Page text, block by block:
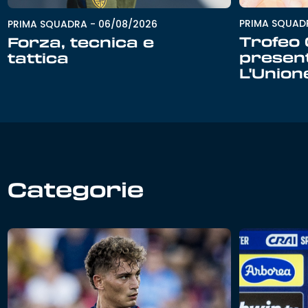
PRIMA SQUADRA - 06/08/2026
Forza, tecnica e
tattica
PRIMA
Trofeo
Categorie